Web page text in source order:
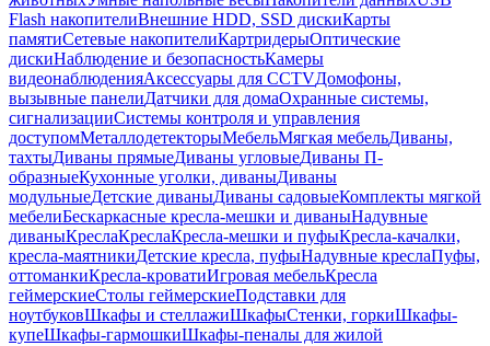
Flash накопителиВнешние HDD, SSD дискиКарты
памятиСетевые накопителиКартридерыОптические
дискиНаблюдение и безопасностьКамеры
видеонаблюденияАксессуары для CCTVДомофоны,
вызывные панелиДатчики для домаОхранные системы,
сигнализацииСистемы контроля и управления
доступомМеталлодетекторыМебельМягкая мебельДиваны,
тахтыДиваны прямыеДиваны угловыеДиваны П-
образныеКухонные уголки, диваныДиваны
модульныеДетские диваныДиваны садовыеКомплекты мягкой
мебелиБескаркасные кресла-мешки и диваныНадувные
диваныКреслаКреслаКресла-мешки и пуфыКресла-качалки,
кресла-маятникиДетские кресла, пуфыНадувные креслаПуфы,
оттоманкиКресла-кроватиИгровая мебельКресла
геймерскиеСтолы геймерскиеПодставки для
ноутбуковШкафы и стеллажиШкафыСтенки, горкиШкафы-
купеШкафы-гармошкиШкафы-пеналы для жилой